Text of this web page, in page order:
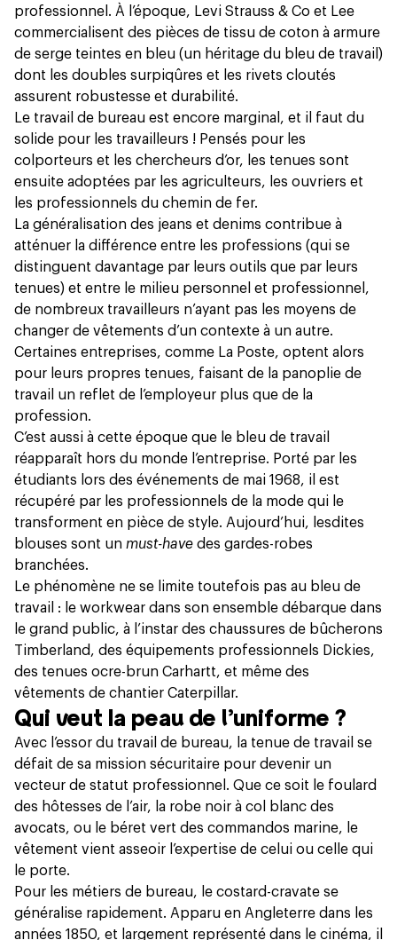
professionnel. À l’époque, Levi Strauss & Co et Lee
commercialisent des pièces de tissu de coton à armure
de serge teintes en bleu (un héritage du bleu de travail)
dont les doubles surpiqûres et les rivets cloutés
assurent robustesse et durabilité.
Le travail de bureau est encore marginal, et il faut du
solide pour les travailleurs ! Pensés pour les
colporteurs et les chercheurs d’or, les tenues sont
ensuite adoptées par les agriculteurs, les ouvriers et
les professionnels du chemin de fer.
La généralisation des jeans et denims contribue à
atténuer la différence entre les professions (qui se
distinguent davantage par leurs outils que par leurs
tenues) et entre le milieu personnel et professionnel,
de nombreux travailleurs n’ayant pas les moyens de
changer de vêtements d’un contexte à un autre.
Certaines entreprises, comme La Poste, optent alors
pour leurs propres tenues, faisant de la panoplie de
travail un reflet de l’employeur plus que de la
profession.
C’est aussi à cette époque que le bleu de travail
réapparaît hors du monde l’entreprise. Porté par les
étudiants lors des événements de mai 1968, il est
récupéré par les professionnels de la mode qui le
transforment en pièce de style. Aujourd’hui, lesdites
blouses sont un must-have des gardes-robes
branchées.
Le phénomène ne se limite toutefois pas au bleu de
travail : le workwear dans son ensemble débarque dans
le grand public, à l’instar des chaussures de bûcherons
Timberland, des équipements professionnels Dickies,
des tenues ocre-brun Carhartt, et même des
vêtements de chantier Caterpillar.
Qui veut la peau de l’uniforme ?
Avec l’essor du travail de bureau, la tenue de travail se
défait de sa mission sécuritaire pour devenir un
vecteur de statut professionnel. Que ce soit le foulard
des hôtesses de l’air, la robe noir à col blanc des
avocats, ou le béret vert des commandos marine, le
vêtement vient asseoir l’expertise de celui ou celle qui
le porte.
Pour les métiers de bureau, le costard-cravate se
généralise rapidement. Apparu en Angleterre dans les
années 1850, et largement représenté dans le cinéma, il